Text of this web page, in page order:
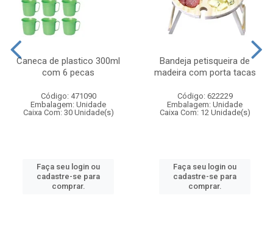
Caneca de plastico 300ml
com 6 pecas
Código: 471090
Embalagem: Unidade
Caixa Com: 30 Unidade(s)
Faça seu login ou
cadastre-se para
comprar.
Bandeja petisqueira de
madeira com porta tacas
Código: 622229
Embalagem: Unidade
Caixa Com: 12 Unidade(s)
Faça seu login ou
cadastre-se para
comprar.